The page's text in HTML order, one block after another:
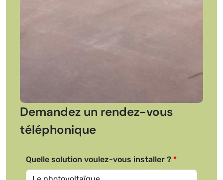
Demandez un rendez-vous
téléphonique
Quelle solution voulez-vous installer ?